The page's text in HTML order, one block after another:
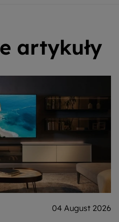
artykuły
04 August 2026